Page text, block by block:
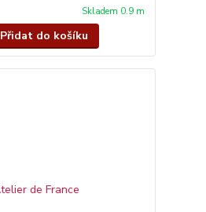
Skladem 0.9 m
Přidat do košíku